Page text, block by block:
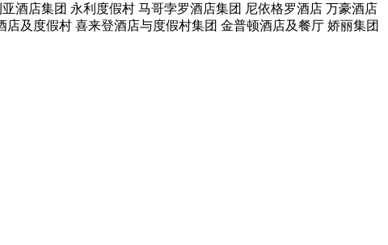
酒店集团 永利度假村 马哥孛罗酒店集团 尼依格罗酒店 万豪酒店
店及度假村 喜来登酒店与度假村集团 金普顿酒店及餐厅 娇丽集团